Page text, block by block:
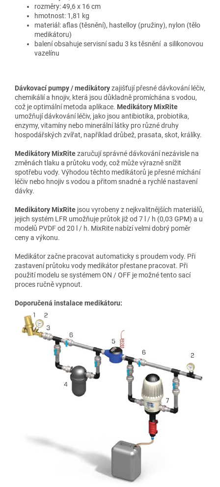
rozměry: 49,6 x 16 cm
hmotnost: 1,81 kg
materiál: aflas (těsnění), hastelloy (pružiny), nylon (tělo
medikátoru)
balení obsahuje servisní sadu 3 ks těsnění a silikonovou
vazelínu
Dávkovací pumpy / medikátoryzajišťují přesné dávkování léčiv,
chemikálií a hnojiv, která jsou důkladně promíchána s vodou,
což je optimální metoda aplikace. Medikátory MixRite
umožňují dávkování léčiv, jako jsou antibiotika, probiotika,
enzymy, vitamíny nebo minerální látky pro různé druhy
hospodářských zvířat, například drůbež, prasata, skot, králíky.
Medikátory MixRitezaručují správné dávkování nezávisle na
změnách tlaku a průtoku vody, což může výrazně snížit
spotřebu vody. Výhodou těchto medikátorů je přesné míchání
léčiv nebo hnojiv s vodou a přitom snadné a rychlé nastavení
dávky.
Medikátory MixRite jsou vyrobeny z nejkvalitnějších materiálů,
jejich systém LFR umožňuje průtok již od 7 l / h (0,03 GPM) a u
modelů PVDF od 20 l / h. MixRite nabízí velmi dobrý poměr
ceny a výkonu.
Medikátor začne pracovat automaticky s proudem vody. Při
zastavení průtoku vody medikátor přestane pracovat. Při
použití modelu se systémem ON / OFF je možné tento sací
proces ručně vypnout.
Doporučená instalace medikátoru: